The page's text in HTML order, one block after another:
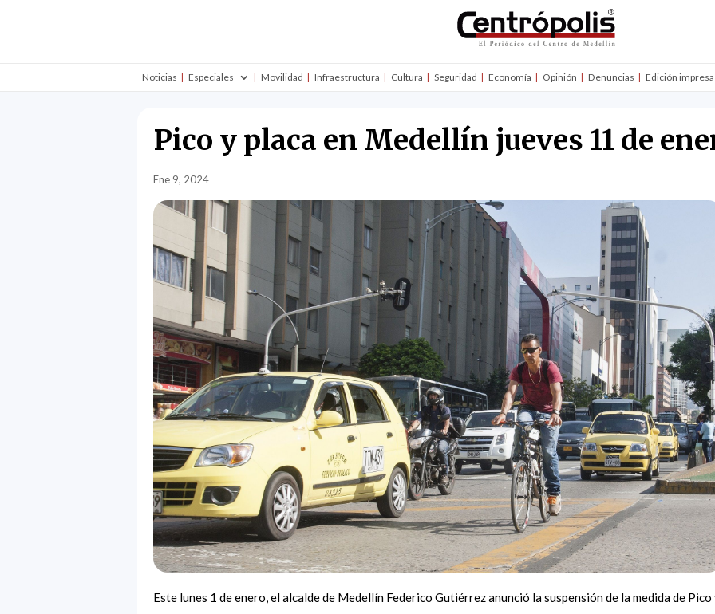
Noticias Especiales Movilidad Infraestructura Cultura Seguridad Economía Opinión Denuncias Edición impresa
Pico y placa en Medellín jueves 11 de
Ene 9, 2024
Este lunes 1 de enero, el alcalde de Medellín Federico Gutiérrez anunció la suspensión de la medida de Pico